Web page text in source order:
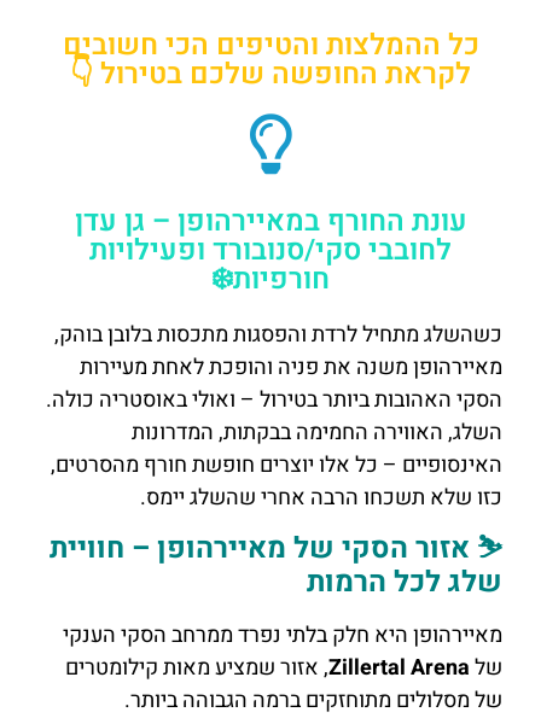
כל ההמלצות והטיפים הכי חשובים
לקראת החופשה שלכם בטירול 👇
עונת החורף במאיירהופן – גן עדן
לחובבי סקי/סנובורד ופעילויות
חורפיות❄️
כשהשלג מתחיל לרדת והפסגות מתכסות בלובן בוהק,
מאיירהופן משנה את פניה והופכת לאחת מעיירות
הסקי האהובות ביותר בטירול – ואולי באוסטריה כולה.
השלג, האווירה החמימה בבקתות, המדרונות
האינסופיים – כל אלו יוצרים חופשת חורף מהסרטים,
כזו שלא תשכחו הרבה אחרי שהשלג יימס.
⛷️ אזור הסקי של מאיירהופן – חוויית
שלג לכל הרמות
מאיירהופן היא חלק בלתי נפרד ממרחב הסקי הענקי
שלZillertal Arena, אזור שמציע מאות קילומטרים
של מסלולים מתוחזקים ברמה הגבוהה ביותר.